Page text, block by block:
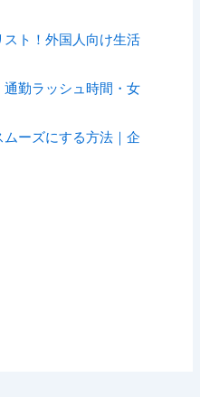
ト！外国人向け生活
勤ラッシュ時間・女
ーズにする方法｜企